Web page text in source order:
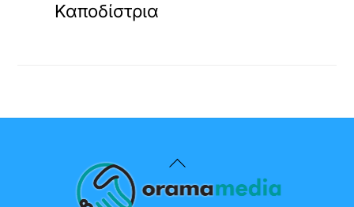
Καποδίστρια
Back
To